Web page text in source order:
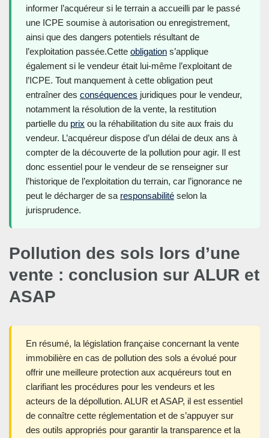
informer l’acquéreur si le terrain a accueilli par le passé
une ICPE soumise à autorisation ou enregistrement,
ainsi que des dangers potentiels résultant de
l’exploitation passée.Cette obligation s’applique
également si le vendeur était lui-même l’exploitant de
l’ICPE. Tout manquement à cette obligation peut
entraîner des conséquences juridiques pour le vendeur,
notamment la résolution de la vente, la restitution
partielle du prix ou la réhabilitation du site aux frais du
vendeur. L’acquéreur dispose d’un délai de deux ans à
compter de la découverte de la pollution pour agir. Il est
donc essentiel pour le vendeur de se renseigner sur
l’historique de l’exploitation du terrain, car l’ignorance ne
peut le décharger de sa responsabilité selon la
jurisprudence.
Pollution des sols lors d’une
vente : conclusion sur ALUR et
ASAP
En résumé, la législation française concernant la vente
immobilière en cas de pollution des sols a évolué pour
offrir une meilleure protection aux acquéreurs tout en
clarifiant les procédures pour les vendeurs et les
acteurs de la dépollution. ALUR et ASAP, il est essentiel
de connaître cette réglementation et de s’appuyer sur
des outils appropriés pour garantir la transparence et la